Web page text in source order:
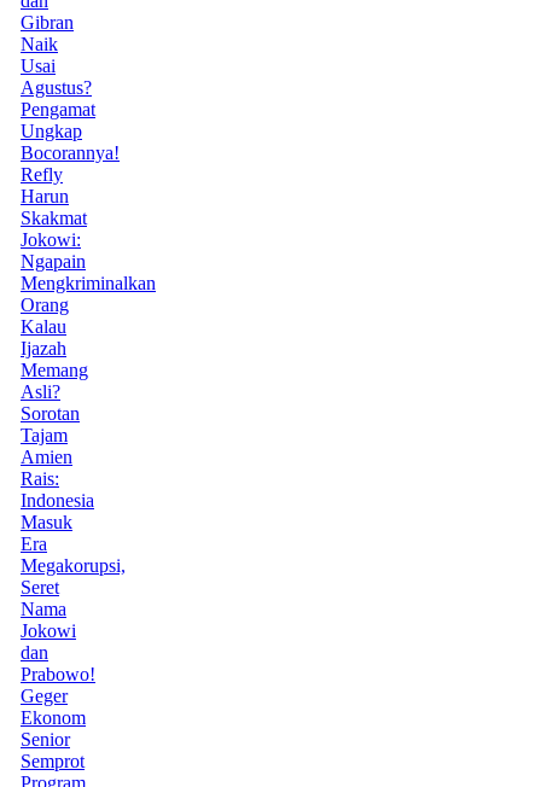
Gibran
Naik
Usai
Agustus?
Pengamat
Ungkap
Bocorannya!
Refly
Harun
Skakmat
Jokowi:
Ngapain
Mengkriminalkan
Orang
Kalau
Ijazah
Memang
Asli?
Sorotan
Tajam
Amien
Rais:
Indonesia
Masuk
Era
Megakorupsi,
Seret
Nama
Jokowi
dan
Prabowo!
Geger
Ekonom
Senior
Semprot
Program